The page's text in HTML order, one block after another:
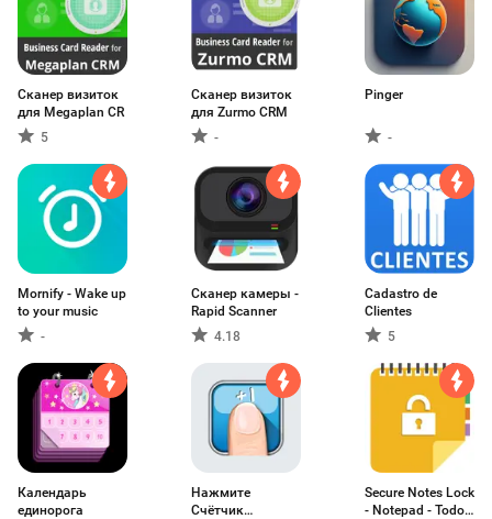
Сканер визиток
для Megaplan CR
5
Сканер визиток
для Zurmo CRM
-
Pinger
-
Mornify - Wake up
to your music
-
Сканер камеры -
Rapid Scanner
4.18
Cadastro de
Clientes
5
Календарь
единорога
Нажмите
Счётчик
Secure Notes Lock
- Notepad - Todo